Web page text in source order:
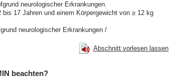
neurologischer Erkrankungen.
17 Jahren und einem Körpergewicht von ≥ 12 kg
neurologischer Erkrankungen /
Abschnitt vorlesen lassen
beachten?